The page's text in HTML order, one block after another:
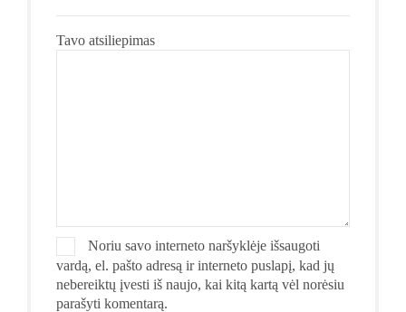
Tavo atsiliepimas
Noriu savo interneto naršyklėje išsaugoti
vardą, el. pašto adresą ir interneto puslapį, kad jų
nebereiktų įvesti iš naujo, kai kitą kartą vėl norėsiu
parašyti komentarą.